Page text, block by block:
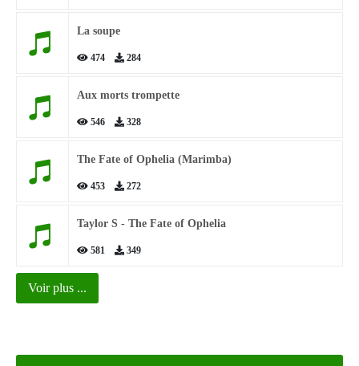
La soupe
474 284
Aux morts trompette
546 328
The Fate of Ophelia (Marimba)
453 272
Taylor S - The Fate of Ophelia
581 349
Voir plus ...